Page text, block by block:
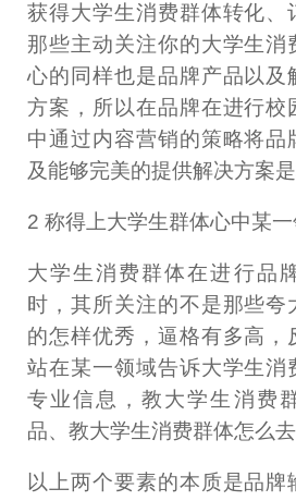
获得大学生消费群体转化、
那些主动关注你的大学生消
心的同样也是品牌产品以及
方案，所以在品牌在进行校
中通过内容营销的策略将品
及能够完美的提供解决方案是
2 称得上大学生群体心中某一
大学生消费群体在进行品
时，其所关注的不是那些夸
的怎样优秀，逼格有多高，
站在某一领域告诉大学生消
专业信息，教大学生消费
品、教大学生消费群体怎么去
以上两个要素的本质是品牌